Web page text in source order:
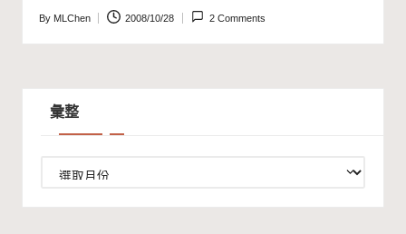
Posted
by
By MLChen 2008/10/28 2 Comments
彙整